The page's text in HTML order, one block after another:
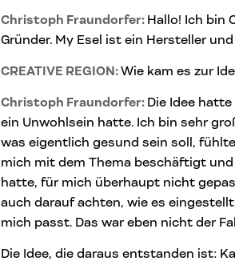
Christoph Fraundorfer: Hallo! Ich bin
Gründer. My Esel ist ein Hersteller
CREATIVE REGION:Wie kam es zur
Christoph Fraundorfer: Die Idee
ein Unwohlsein hatte. Ich bin sehr
was eigentlich gesund sein soll,
mich mit dem Thema beschäftigt
hatte, für mich überhaupt nicht
auch darauf achten, wie es
mich passt. Das war eben nicht der
Die Idee, die daraus entstanden ist: